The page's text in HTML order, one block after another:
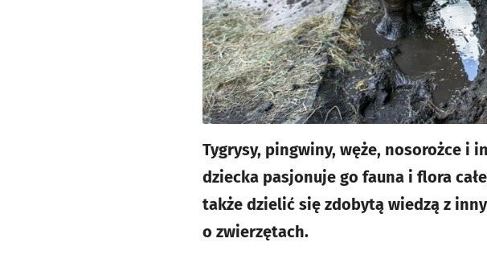
Tygrysy, pingwiny, węże, nosorożce i
dziecka pasjonuje go fauna i flora
także dzielić się zdobytą wiedzą z
o zwierzętach.